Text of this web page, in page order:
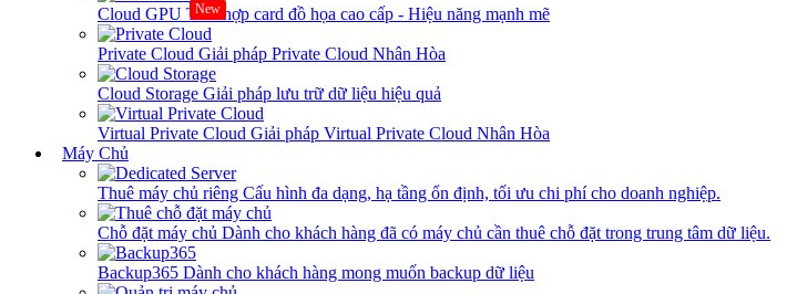
Cloud GPU New
Tích hợp card đồ họa cao cấp - Hiệu năng mạnh mẽ
Private Cloud Giải pháp Private Cloud Nhân Hòa
Cloud Storage Giải pháp lưu trữ dữ liệu hiệu quả
Virtual Private Cloud Giải pháp Virtual Private Cloud Nhân Hòa
Máy Chủ
Thuê máy chủ riêng Cấu hình đa dạng, hạ tầng ổn định, tối ưu chi phí cho doanh nghiệp.
Chỗ đặt máy chủ Dành cho khách hàng đã có máy chủ cần thuê chỗ đặt trong trung tâm dữ liệu.
Backup365 Dành cho khách hàng mong muốn backup dữ liệu